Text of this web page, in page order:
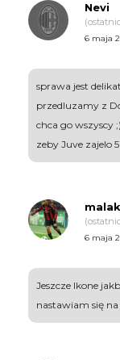
Nevi
6 maja
sprawa jest
przedluzamy z
chca go wszyscy
zeby Juve zajelo
6 maja
Jeszcze Ikone
nastawiam się